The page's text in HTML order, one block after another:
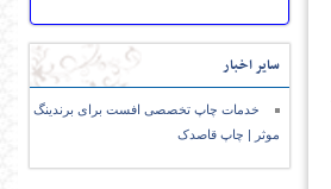
سایر اخبار
خدمات چاپ تخصصی افست برای برندینگ
موثر | چاپ قاصدک